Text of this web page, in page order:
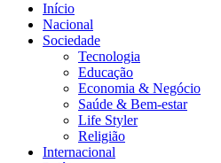
Início
Nacional
Sociedade
Tecnologia
Educação
Economia & Negócio
Saúde & Bem-estar
Life Styler
Religião
Internacional